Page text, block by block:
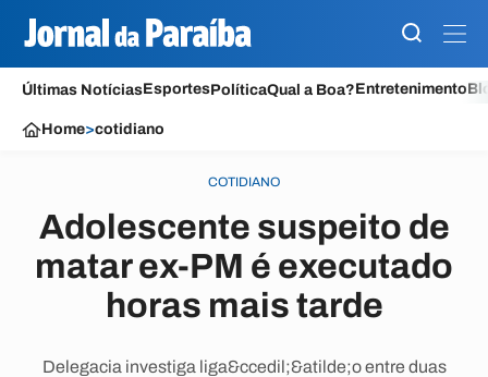
Últimas NotíciasEsportesPolíticaQual a Boa?Entretenimento
Home>cotidiano
COTIDIANO
Adolescente suspeito de
matar ex-PM é executado
horas mais tarde
Delegacia investiga liga&ccedil;&atilde;o entre duas